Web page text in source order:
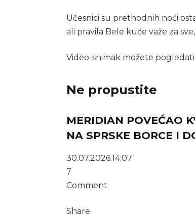
Učesnici su prethodnih noći
ali pravila Bele kuće važe za
Video-snimak možete
Ne propustite
MERIDIAN POVEĆAO
NA SPRSKE BORCE I
30.07.2026.14:07
7
Comment
Share